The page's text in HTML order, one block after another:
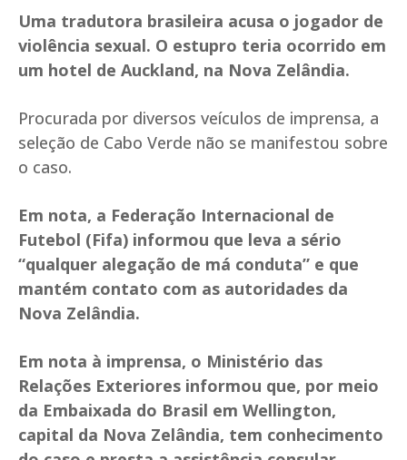
Uma tradutora brasileira acusa o jogador de
violência sexual. O estupro teria ocorrido em
um hotel de Auckland, na Nova Zelândia.
Procurada por diversos veículos de imprensa, a
seleção de Cabo Verde não se manifestou sobre
o caso.
Em nota, a Federação Internacional de
Futebol (Fifa) informou que leva a sério
“qualquer alegação de má conduta” e que
mantém contato com as autoridades da
Nova Zelândia.
Em nota à imprensa, o Ministério das
Relações Exteriores informou que, por meio
da Embaixada do Brasil em Wellington,
capital da Nova Zelândia, tem conhecimento